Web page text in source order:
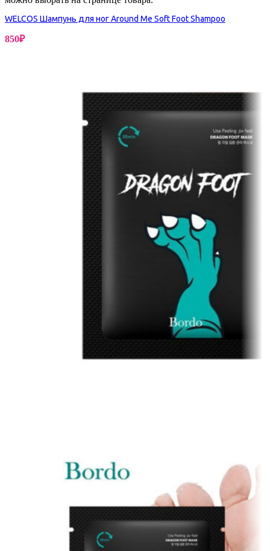
WELCOS Шампунь для ног Around Me Soft Foot Shampoo
850₽